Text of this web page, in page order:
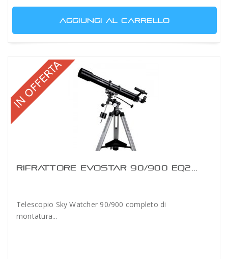
AGGIUNGI AL CARRELLO
RIFRATTORE EVOSTAR 90/900 EQ2...
Telescopio Sky Watcher 90/900 completo di
montatura...